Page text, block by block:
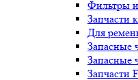
Фильтры
Запчасти
Для
Запасные
Запасные
Запчасти